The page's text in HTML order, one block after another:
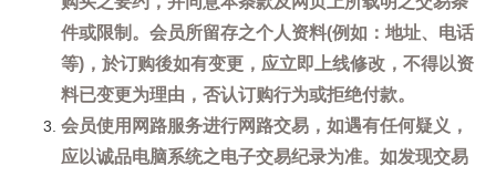
件或限制。会员所留存之个人资料(例如：地址、电话
等)，於订购後如有变更，应立即上线修改，不得以资
料已变更为理由，否认订购行为或拒绝付款。
会员使用网路服务进行网路交易，如遇有任何疑义，
应以诚品电脑系统之电子交易纪录为准。如发现交易